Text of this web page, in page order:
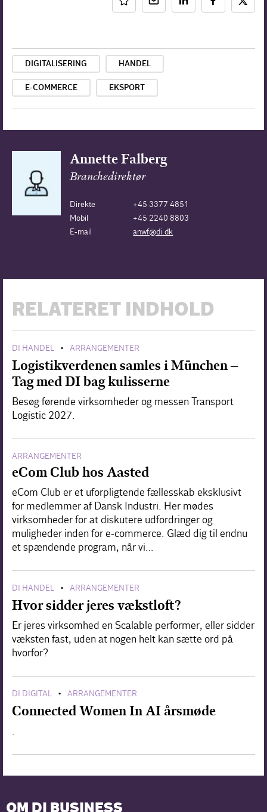
DIGITALISERING HANDEL
E-COMMERCE EKSPORT
Annette Falberg
Branchedirektør
Direkte
+45 3377 4851
Mobil
+45 2240 8803
E-mail
anwf@di.dk
RELATERET INDHOLD
DI HANDEL • ARRANGEMENTER
Logistikverdenen samles i München –
Tag med DI bag kulisserne
Besøg førende virksomheder og messen Transport
Logistic 2027.
ARRANGEMENTER
eCom Club hos Aasted
eCom Club er et uforpligtende fællesskab eksklusivt
for medlemmer af Dansk Industri. Her mødes
virksomheder for at diskutere udfordringer og
muligheder inden for e-commerce. Glæd dig til endnu
et spændende program, når vi…
DI HANDEL • ARRANGEMENTER
Hvor sidder jeres vækstloft?
Er jeres virksomhed en Scalable performer, eller sidder
væksten fast, uden at nogen helt kan sætte ord på
hvorfor?
DI DIGITAL • ARRANGEMENTER
Connected Women In AI årsmøde
.